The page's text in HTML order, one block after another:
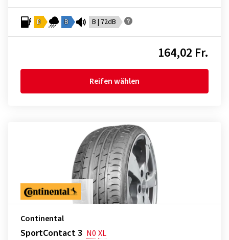
D B B | 72dB
164,02 Fr.
Reifen wählen
Continental
SportContact 3 N0 XL